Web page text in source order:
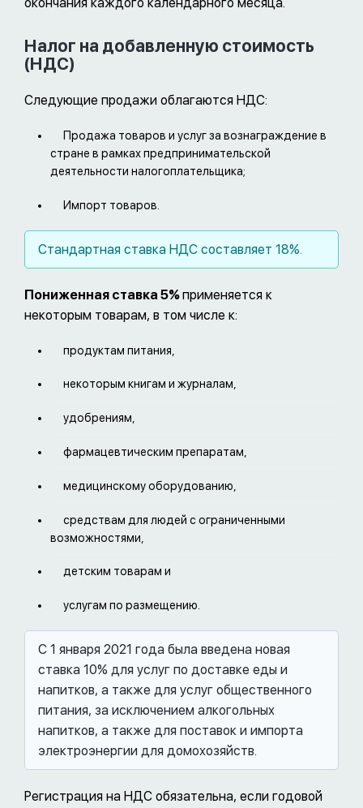
Налог на добавленную стоимость
(НДС)
Следующие продажи облагаются НДС:
Продажа товаров и услуг за вознаграждение в
стране в рамках предпринимательской
деятельности налогоплательщика;
Импорт товаров.
Стандартная ставка НДС составляет 18%.
Пониженная ставка 5%применяется к
некоторым товарам, в том числе к:
продуктам питания,
некоторым книгам и журналам,
удобрениям,
фармацевтическим препаратам,
медицинскому оборудованию,
средствам для людей с ограниченными
возможностями,
детским товарам и
услугам по размещению.
С 1 января 2021 года была введена новая
ставка 10% для услуг по доставке еды и
напитков, а также для услуг общественного
питания, за исключением алкогольных
напитков, а также для поставок и импорта
электроэнергии для домохозяйств.
Регистрация на НДС обязательна, если годовой